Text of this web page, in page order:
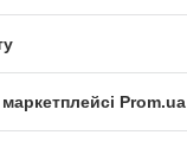
Prom.ua